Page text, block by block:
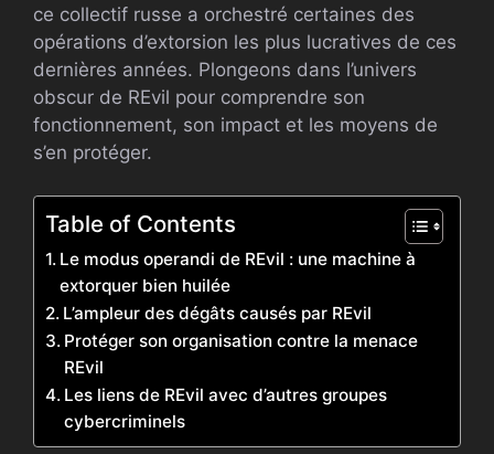
ce collectif russe a orchestré certaines des
opérations d’extorsion les plus lucratives de ces
dernières années. Plongeons dans l’univers
obscur de REvil pour comprendre son
fonctionnement, son impact et les moyens de
s’en protéger.
Table of Contents
Le modus operandi de REvil : une machine à
extorquer bien huilée
L’ampleur des dégâts causés par REvil
Protéger son organisation contre la menace
REvil
Les liens de REvil avec d’autres groupes
cybercriminels